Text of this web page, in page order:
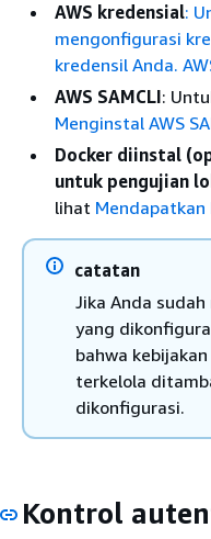
AWS kredensial:
mengonfigurasi
kredensil Anda.
AWS SAMCLI:
Menginstal AWS
Docker diinstal
untuk pengujian
lihat Mendapatkan
catatan
Jika Anda
yang
bahwa
terkelola
dikonfigurasi.
Kontrol